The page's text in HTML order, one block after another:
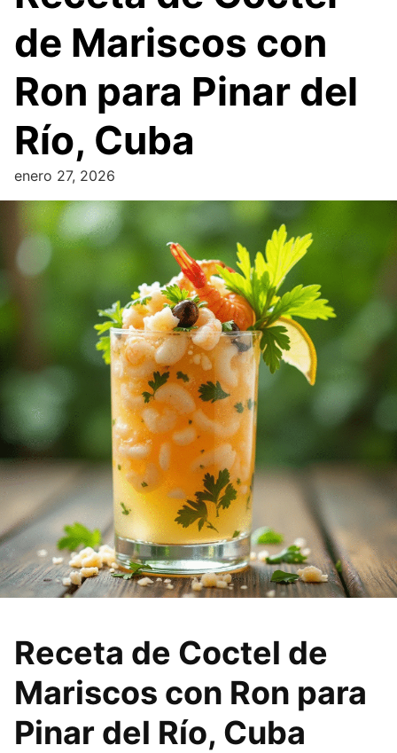
de Mariscos con
Ron para Pinar del
Río, Cuba
enero 27, 2026
Receta de Coctel de
Mariscos con Ron para
Pinar del Río, Cuba